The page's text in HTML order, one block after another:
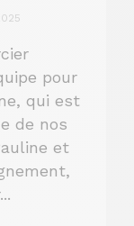
pour
qui est
de nos
et